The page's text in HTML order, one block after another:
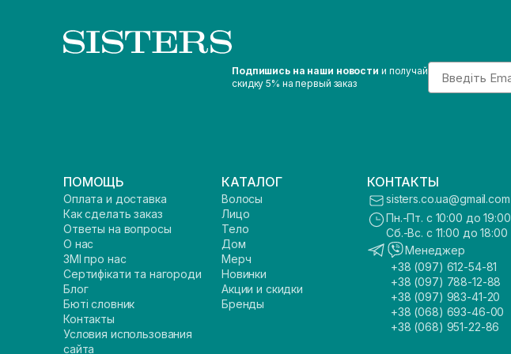
Подпишись на наши новости и получай
скидку 5% на первый заказ
Email
ПОМОЩЬ
Оплата и доставка
Как сделать заказ
Ответы на вопросы
О нас
ЗМІ про нас
Сертифікати та нагороди
Блог
Бюті словник
Контакты
Условия использования
сайта
КАТАЛОГ
Волосы
Лицо
Тело
Дом
Мерч
Новинки
Акции и скидки
Бренды
КОНТАКТЫ
sisters.co.ua@gmail.com
Пн.-Пт. с 10:00 до 19:00
Сб.-Вс. с 11:00 до 18:00
Менеджер
+38 (097) 612-54-81
+38 (097) 788-12-88
+38 (097) 983-41-20
+38 (068) 693-46-00
+38 (068) 951-22-86